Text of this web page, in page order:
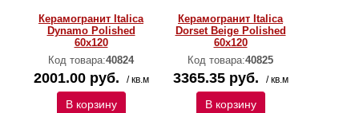
Керамогранит Italica
Dynamo Polished
60х120
Код товара:40824
2001.00 руб. / кв.м
В корзину
Керамогранит Italica
Dorset Beige Polished
60х120
Код товара:40825
3365.35 руб. / кв.м
В корзину